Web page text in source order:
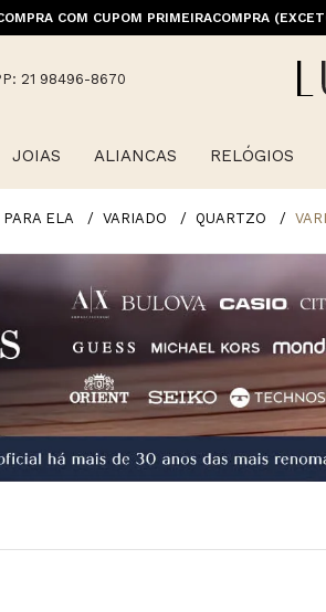
COM CUPOM PRIMEIRACOMPRA
21 98496-8670
JOIAS ALIANCAS RELÓGIOS
PARA ELA VARIADO QUARTZO